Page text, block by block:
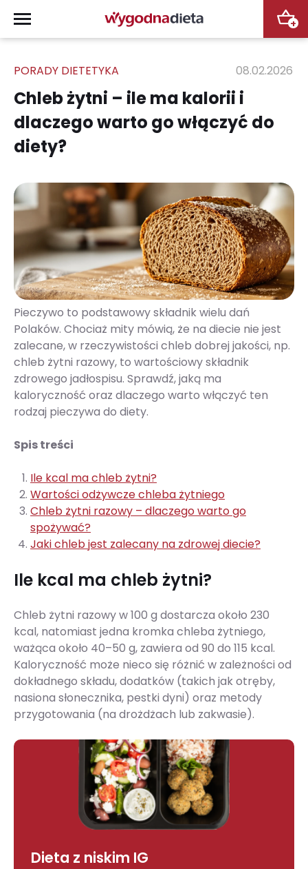
+
PORADY DIETETYKA 08.02.2026
Chleb żytni – ile ma kalorii i
dlaczego warto go włączyć do
diety?
Pieczywo to podstawowy składnik wielu dań
Polaków. Chociaż mity mówią, że na diecie nie jest
zalecane, w rzeczywistości chleb dobrej jakości, np.
chleb żytni razowy, to wartościowy składnik
zdrowego jadłospisu. Sprawdź, jaką ma
kaloryczność oraz dlaczego warto włączyć ten
rodzaj pieczywa do diety.
Spis treści
Ile kcal ma chleb żytni?
Wartości odżywcze chleba żytniego
Chleb żytni razowy – dlaczego warto go
spożywać?
Jaki chleb jest zalecany na zdrowej diecie?
Ile kcal ma chleb żytni?
Chleb żytni razowy w 100 g dostarcza około 230
kcal, natomiast jedna kromka chleba żytniego,
ważąca około 40–50 g, zawiera od 90 do 115 kcal.
Kaloryczność może nieco się różnić w zależności od
dokładnego składu, dodatków (takich jak otręby,
nasiona słonecznika, pestki dyni) oraz metody
przygotowania (na drożdżach lub zakwasie).
Dieta z niskim IG